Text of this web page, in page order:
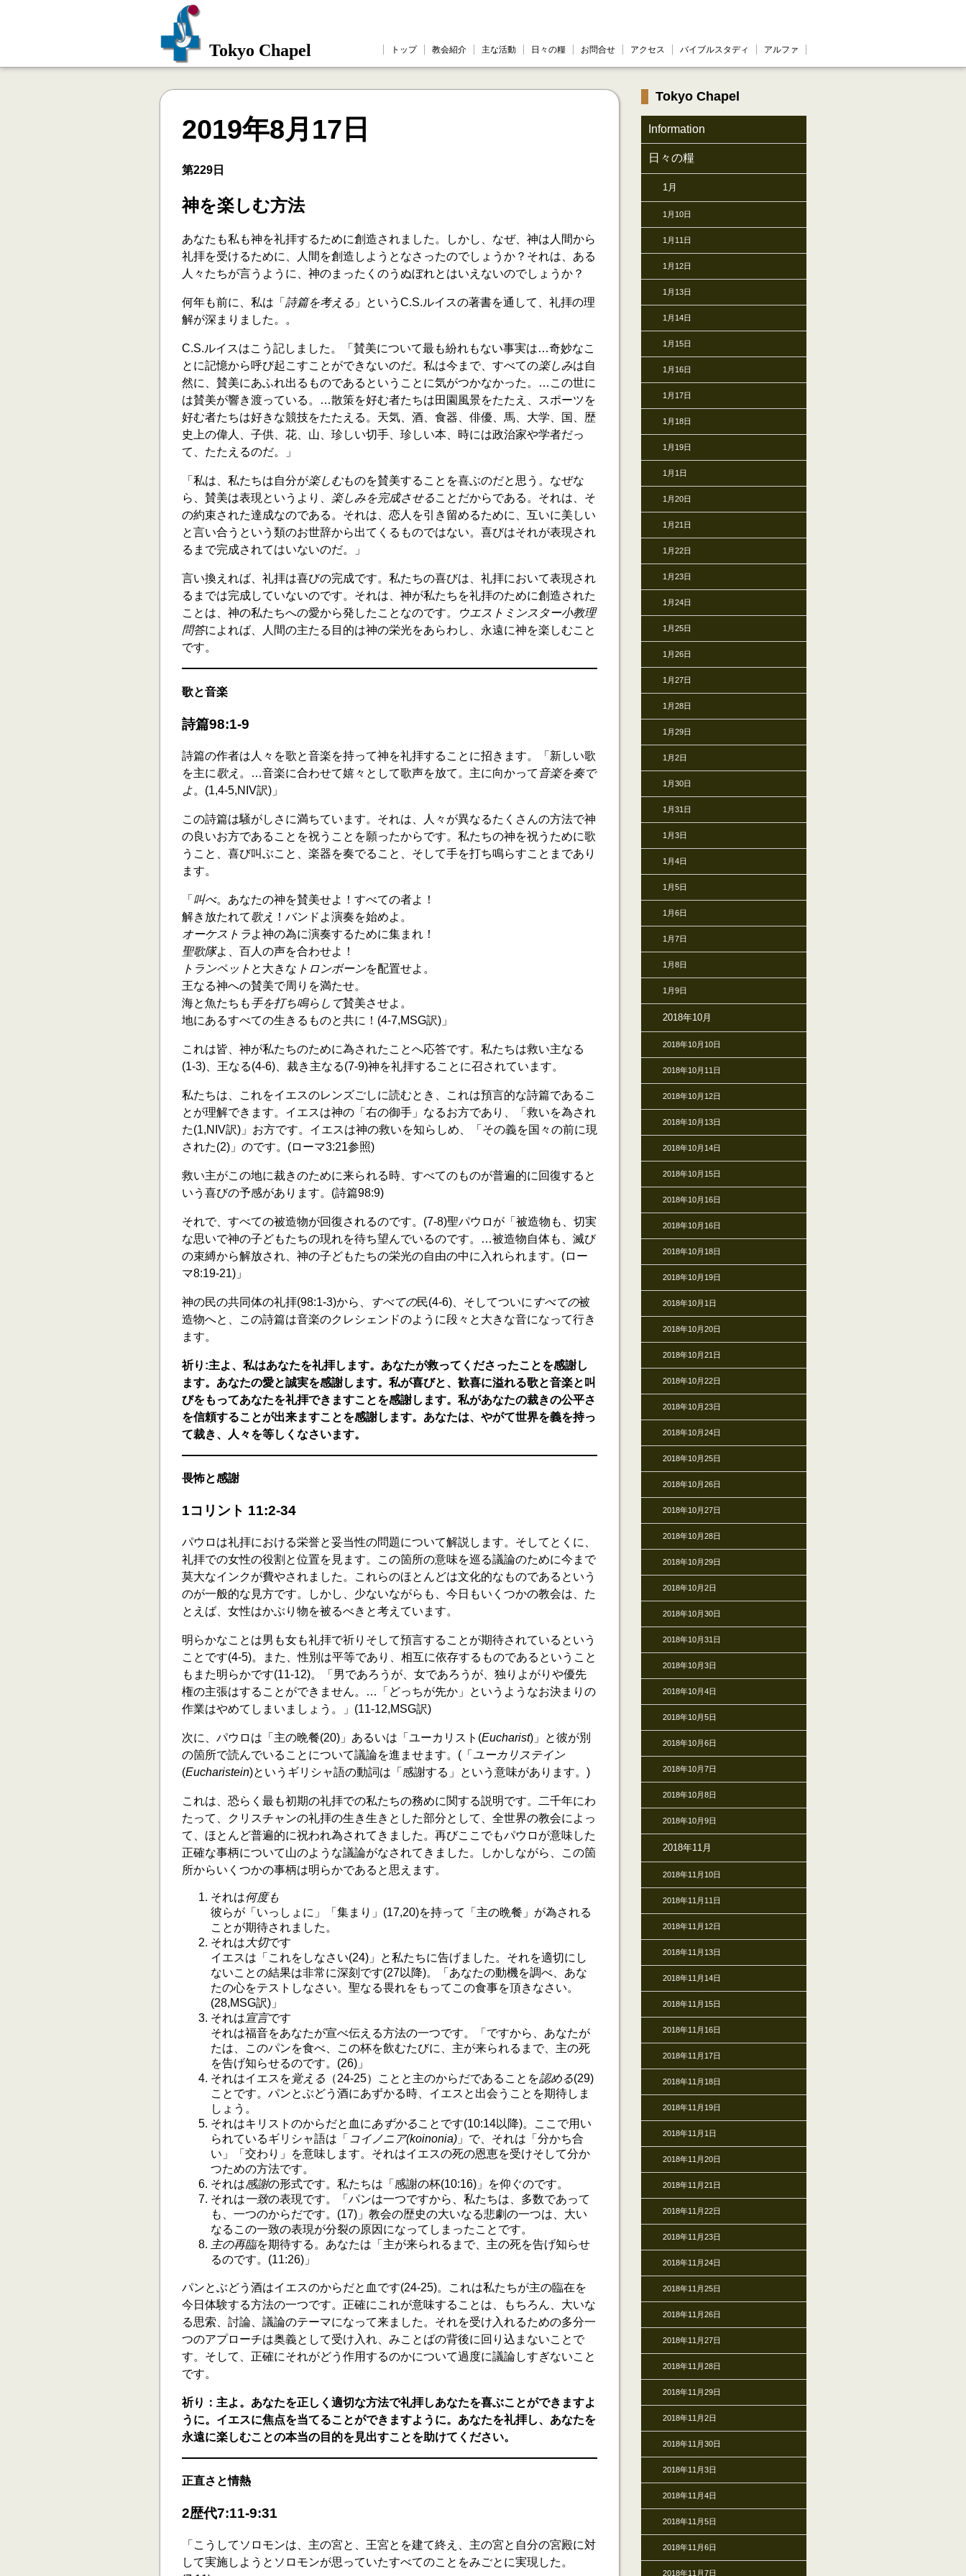
Tokyo Chapel トップ 教会紹介 主な活動 日々の糧 お問合せ アクセス バイブルスタディ アルファ
2019年8月17日
第229日
神を楽しむ方法
あなたも私も神を礼拝するために創造されました。しかし、なぜ、神は人間から
礼拝を受けるために、人間を創造しようとなさったのでしょうか？それは、ある
人々たちが言うように、神のまったくのうぬぼれとはいえないのでしょうか？
何年も前に、私は「 詩篇を考える 」というC.S.ルイスの著書を通して、礼拝の理
解が深まりました。。
C.S.ルイスはこう記しました。「賛美について最も紛れもない事実は…奇妙なこ
とに記憶から呼び起こすことができないのだ。私は今まで、すべての楽しみは自
然に、賛美にあふれ出るものであるということに気がつかなかった。…この世に
は賛美が響き渡っている。…散策を好む者たちは田園風景をたたえ、スポーツを
好む者たちは好きな競技をたたえる。天気、酒、食器、俳優、馬、大学、国、歴
史上の偉人、子供、花、山、珍しい切手、珍しい本、時には政治家や学者だっ
て、たたえるのだ。」
「私は、私たちは自分が楽しむものを賛美することを喜ぶのだと思う。なぜな
ら、賛美は表現というより、 楽しみを完成させることだからである。それは、そ
の約束された達成なのである。それは、恋人を引き留めるために、互いに美しい
と言い合うという類のお世辞から出てくるものではない。喜びはそれが表現され
るまで完成されてはいないのだ。」
言い換えれば、礼拝は喜びの完成です。私たちの喜びは、礼拝において表現され
るまでは完成していないのです。それは、神が私たちを礼拝のために創造された
ことは、神の私たちへの愛から発したことなのです。
ウエストミンスター小教理
問答によれば、人間の主たる目的は神の栄光をあらわし、永遠に神を楽しむこと
です。
歌と音楽
詩篇98:1-9
詩篇の作者は人々を歌と音楽を持って神を礼拝することに招きます。「新しい歌
を主に歌え 。…音楽に合わせて嬉々として歌声を放て。主に向かって 音楽を奏で
よ。(1,4-5,NIV訳)」
この詩篇は騒がしさに満ちています。それは、人々が異なるたくさんの方法で神
の良いお方であることを祝うことを願ったからです。私たちの神を祝うために歌
うこと、喜び叫ぶこと、楽器を奏でること、そして手を打ち鳴らすことまであり
ます。
「 叫べ。あなたの神を賛美せよ！すべての者よ！
解き放たれて歌え ！バンドよ演奏を始めよ。
オーケストラよ神の為に演奏するために集まれ！
聖歌隊よ、百人の声を合わせよ！
トランペット と大きな トロンボーンを配置せよ。
王なる神への賛美で周りを満たせ。
海と魚たちも手を打ち鳴らして賛美させよ。
地にあるすべての生きるものと共に！(4-7,MSG訳)」
これは皆、神が私たちのために為されたことへ応答です。私たちは救い主なる
(1-3)、王なる(4-6)、裁き主なる(7-9)神を礼拝することに召されています。
私たちは、これをイエスのレンズごしに読むとき、これは預言的な詩篇であるこ
とが理解できます。イエスは神の「右の御手」なるお方であり、「救いを為され
た(1,NIV訳)」お方です。イエスは神の救いを知らしめ、「その義を国々の前に現
された(2)」のです。(ローマ3:21参照)
救い主がこの地に裁きのために来られる時、すべてのものが普遍的に回復すると
いう喜びの予感があります。(詩篇98:9)
それで、すべての被造物が回復されるのです。(7-8)聖パウロが「被造物も、切実
な思いで神の子どもたちの現れを待ち望んでいるのです。…被造物自体も、滅び
の束縛から解放され、神の子どもたちの栄光の自由の中に入れられます。(ロー
マ8:19-21)」
神の民の共同体の礼拝(98:1-3)から、 すべての民(4-6)、そしてついに すべての被
造物へと、この詩篇は音楽のクレシェンドのように段々と大きな音になって行き
ます。
祈り:主よ、私はあなたを礼拝します。あなたが救ってくださったことを感謝し
ます。あなたの愛と誠実を感謝します。私が喜びと、歓喜に溢れる歌と音楽と叫
びをもってあなたを礼拝できますことを感謝します。私があなたの裁きの公平さ
を信頼することが出来ますことを感謝します。あなたは、やがて世界を義を持っ
て裁き、人々を等しくなさいます。
畏怖と感謝
1コリント 11:2-34
パウロは礼拝における栄誉と妥当性の問題について解説します。そしてとくに、
礼拝での女性の役割と位置を見ます。この箇所の意味を巡る議論のために今まで
莫大なインクが費やされました。これらのほとんどは文化的なものであるという
のが一般的な見方です。しかし、少ないながらも、今日もいくつかの教会は、た
とえば、女性はかぶり物を被るべきと考えています。
明らかなことは男も女も礼拝で祈りそして預言することが期待されているという
ことです(4-5)。また、性別は平等であり、相互に依存するものであるということ
もまた明らかです(11-12)。「男であろうが、女であろうが、独りよがりや優先
権の主張はすることができません。…「どっちが先か」というようなお決まりの
作業はやめてしまいましょう。」(11-12,MSG訳)
次に、パウロは「主の晩餐(20)」あるいは「ユーカリスト(Eucharist)」と彼が別
の箇所で読んでいることについて議論を進ませます。(「 ユーカリステイン
(Eucharistein)というギリシャ語の動詞は「感謝する」という意味があります。)
これは、恐らく最も初期の礼拝での私たちの務めに関する説明です。二千年にわ
たって、クリスチャンの礼拝の生き生きとした部分として、全世界の教会によっ
て、ほとんど普遍的に祝われ為されてきました。再びここでもパウロが意味した
正確な事柄について山のような議論がなされてきました。しかしながら、この箇
所からいくつかの事柄は明らかであると思えます。
それは何度も
彼らが「いっしょに」「集まり」(17,20)を持って「主の晩餐」が為される
ことが期待されました。
それは 大切です
イエスは「これをしなさい(24)」と私たちに告げました。それを適切にし
ないことの結果は非常に深刻です(27以降)。「あなたの動機を調べ、あな
たの心をテストしなさい。聖なる畏れをもってこの食事を頂きなさい。
(28,MSG訳)」
それは 宣言です
それは福音をあなたが宣べ伝える方法の一つです。「ですから、あなたが
たは、このパンを食べ、この杯を飲むたびに、主が来られるまで、主の死
を告げ知らせるのです。(26)」
それはイエスを覚える （24-25）ことと主のからだであることを認める(29)
ことです。パンとぶどう酒にあずかる時、イエスと出会うことを期待しま
しょう。
それはキリストのからだと血にあずかることです(10:14以降)。ここで用い
られているギリシャ語は「 コイノニア(koinonia) 」で、それは「分かち合
い」「交わり」を意味します。それはイエスの死の恩恵を受けそして分か
つための方法です。
それは感謝の形式です。私たちは「感謝の杯(10:16)」を仰ぐのです。
それは一致の表現です。「パンは一つですから、私たちは、多数であって
も、一つのからだです。(17)」教会の歴史の大いなる悲劇の一つは、大い
なるこの一致の表現が分裂の原因になってしまったことです。
主の再臨を期待する。あなたは「主が来られるまで、主の死を告げ知らせ
るのです。(11:26)」
パンとぶどう酒はイエスのからだと血です(24-25)。これは私たちが主の臨在を
今日体験する方法の一つです。正確にこれが意味することは、もちろん、大いな
る思索、討論、議論のテーマになって来ました。それを受け入れるための多分一
つのアプローチは奥義として受け入れ、みことばの背後に回り込まないことで
す。そして、正確にそれがどう作用するのかについて過度に議論しすぎないこと
です。
祈り：主よ。あなたを正しく適切な方法で礼拝しあなたを喜ぶことができますよ
うに。イエスに焦点を当てることができますように。あなたを礼拝し、あなたを
永遠に楽しむことの本当の目的を見出すことを助けてください。
正直さと情熱
2歴代7:11-9:31
「こうしてソロモンは、主の宮と、王宮とを建て終え、主の宮と自分の宮殿に対
して実施しようとソロモンが思っていたすべてのことをみごとに実現した。
Tokyo Chapel
Information
日々の糧
1月
1月10日
1月11日
1月12日
1月13日
1月14日
1月15日
1月16日
1月17日
1月18日
1月19日
1月1日
1月20日
1月21日
1月22日
1月23日
1月24日
1月25日
1月26日
1月27日
1月28日
1月29日
1月2日
1月30日
1月31日
1月3日
1月4日
1月5日
1月6日
1月7日
1月8日
1月9日
2018年10月
2018年10月10日
2018年10月11日
2018年10月12日
2018年10月13日
2018年10月14日
2018年10月15日
2018年10月16日
2018年10月16日
2018年10月18日
2018年10月19日
2018年10月1日
2018年10月20日
2018年10月21日
2018年10月22日
2018年10月23日
2018年10月24日
2018年10月25日
2018年10月26日
2018年10月27日
2018年10月28日
2018年10月29日
2018年10月2日
2018年10月30日
2018年10月31日
2018年10月3日
2018年10月4日
2018年10月5日
2018年10月6日
2018年10月7日
2018年10月8日
2018年10月9日
2018年11月
2018年11月10日
2018年11月11日
2018年11月12日
2018年11月13日
2018年11月14日
2018年11月15日
2018年11月16日
2018年11月17日
2018年11月18日
2018年11月19日
2018年11月1日
2018年11月20日
2018年11月21日
2018年11月22日
2018年11月23日
2018年11月24日
2018年11月25日
2018年11月26日
2018年11月27日
2018年11月28日
2018年11月29日
2018年11月2日
2018年11月30日
2018年11月3日
2018年11月4日
2018年11月5日
2018年11月6日
2018年11月7日